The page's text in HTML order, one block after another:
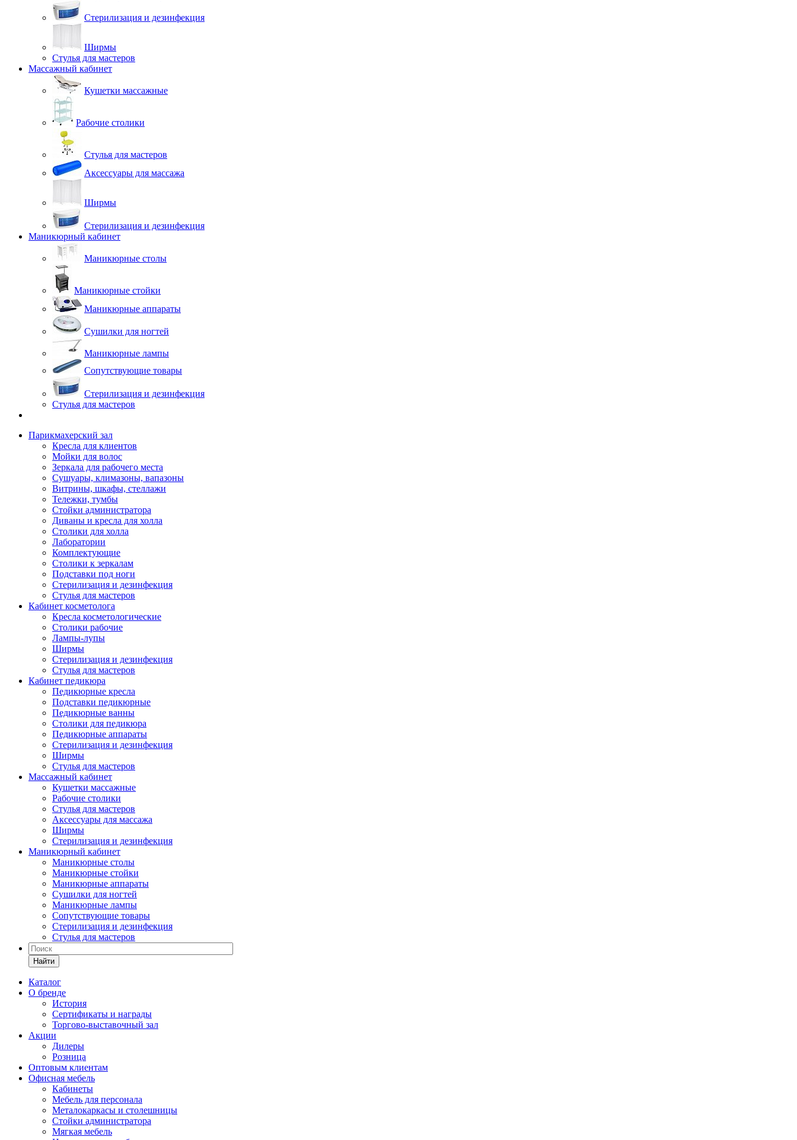
Стерилизация и дезинфекция
Ширмы
Стулья для мастеров
Массажный кабинет
Кушетки массажные
Рабочие столики
Стулья для мастеров
Аксессуары для массажа
Ширмы
Стерилизация и дезинфекция
Маникюрный кабинет
Маникюрные столы
Маникюрные стойки
Маникюрные аппараты
Сушилки для ногтей
Маникюрные лампы
Сопутствующие товары
Стерилизация и дезинфекция
Стулья для мастеров
Парикмахерский зал
Кресла для клиентов
Мойки для волос
Зеркала для рабочего места
Сушуары, климазоны, вапазоны
Витрины, шкафы, стеллажи
Тележки, тумбы
Стойки администратора
Диваны и кресла для холла
Столики для холла
Лаборатории
Комплектующие
Столики к зеркалам
Подставки под ноги
Стерилизация и дезинфекция
Стулья для мастеров
Кабинет косметолога
Кресла косметологические
Столики рабочие
Лампы-лупы
Ширмы
Стерилизация и дезинфекция
Стулья для мастеров
Кабинет педикюра
Педикюрные кресла
Подставки педикюрные
Педикюрные ванны
Столики для педикюра
Педикюрные аппараты
Стерилизация и дезинфекция
Ширмы
Стулья для мастеров
Массажный кабинет
Кушетки массажные
Рабочие столики
Стулья для мастеров
Аксессуары для массажа
Ширмы
Стерилизация и дезинфекция
Маникюрный кабинет
Маникюрные столы
Маникюрные стойки
Маникюрные аппараты
Сушилки для ногтей
Маникюрные лампы
Сопутствующие товары
Стерилизация и дезинфекция
Стулья для мастеров
Найти
Каталог
О бренде
История
Сертификаты и награды
Торгово-выставочный зал
Акции
Дилеры
Розница
Оптовым клиентам
Офисная мебель
Кабинеты
Мебель для персонала
Металокаркасы и столешницы
Стойки администратора
Мягкая мебель